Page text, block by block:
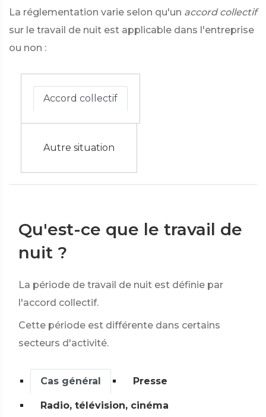
La réglementation varie selon qu'un accord collectif
sur le travail de nuit est applicable dans l'entreprise
ou non :
Accord collectif
Autre situation
Qu'est-ce que le travail de
nuit ?
La période de travail de nuit est définie par
l'accord collectif.
Cette période est différente dans certains
secteurs d'activité.
Cas général Presse
Radio, télévision, cinéma